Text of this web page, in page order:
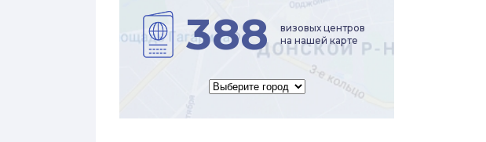
388
визовых центров
на нашей карте